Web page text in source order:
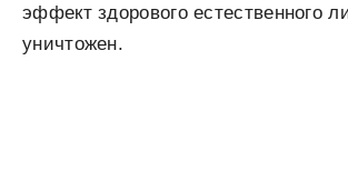
эффект здорового естественного
уничтожен.